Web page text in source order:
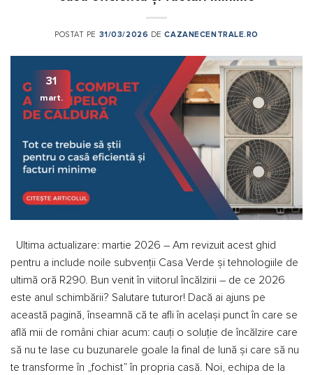
POSTAT PE 31/03/2026 DECAZANECENTRALE.RO
31
mart.
Ultima actualizare: martie 2026 – Am revizuit acest ghid
pentru a include noile subvenții Casa Verde și tehnologiile de
ultimă oră R290. Bun venit în viitorul încălzirii – de ce 2026
este anul schimbării? Salutare tuturor! Dacă ai ajuns pe
această pagină, înseamnă că te afli în același punct în care se
află mii de români chiar acum: cauți o soluție de încălzire care
să nu te lase cu buzunarele goale la final de lună și care să nu
te transforme în „fochist” în propria casă. Noi, echipa de la